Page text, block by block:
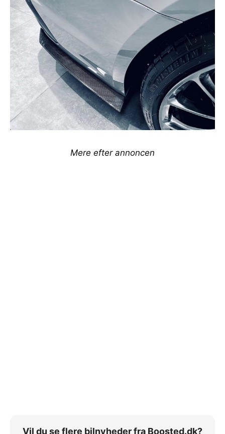
Mere efter annoncen
Vil du se flere bilnyheder fra Boosted.dk?